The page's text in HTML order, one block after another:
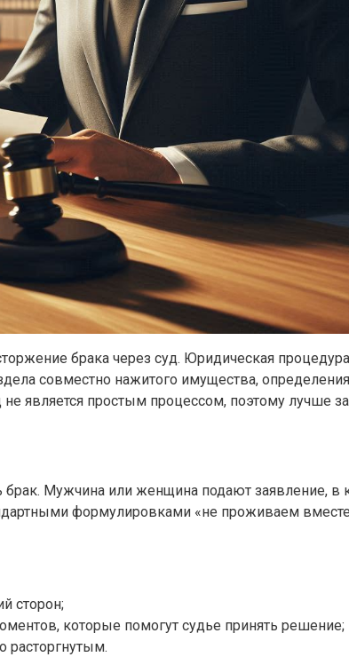
брака через суд. Юридическая
совместно нажитого имущества,
является простым процессом, поэтому лучше
брак. Мужчина или женщина подают заявление, в
формулировками «не проживаем
сторон;
которые помогут судье принять решение;
расторгнутым.